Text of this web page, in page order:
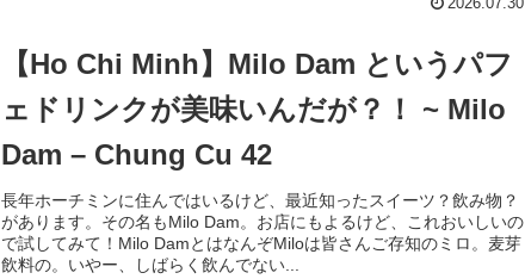
【Ho Chi Minh】Milo Dam というパフ
ェドリンクが美味いんだが？！ ~ Milo
Dam – Chung Cu 42
長年ホーチミンに住んではいるけど、最近知ったスイーツ？飲み物？
があります。その名もMilo Dam。お店にもよるけど、これおいしいの
で試してみて！Milo DamとはなんぞMiloは皆さんご存知のミロ。麦芽
飲料の。いやー、しばらく飲んでない...